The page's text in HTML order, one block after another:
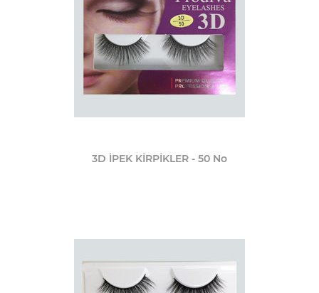
3D İPEK KİRPİKLER - 50 No